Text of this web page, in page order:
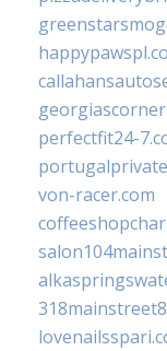
perfectfit24-
von-racer.com